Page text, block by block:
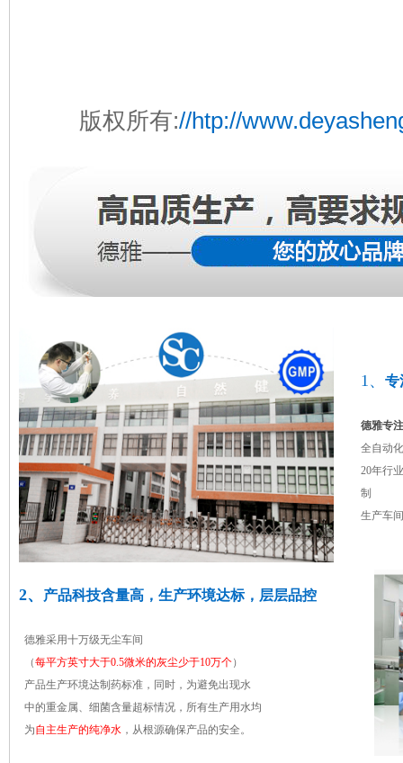
版权所有://htp://
1、 专
德雅专
全自动
20年行
制
生产车
2、 产品科技含量高，生产环境达标，层层品控
德雅采用十万级无尘车间
（每平方英寸大于0.5微米的灰尘少于10万个）
产品生产环境达制药标准，同时，为避免出现水
中的重金属、细菌含量超标情况，所有生产用水均
为自主生产的纯净水 ，从根源确保产品的安全。